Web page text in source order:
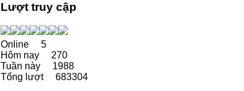
Lượt truy cập
Online 5
Hôm nay 270
Tuần này 1988
Tổng lượt 683304